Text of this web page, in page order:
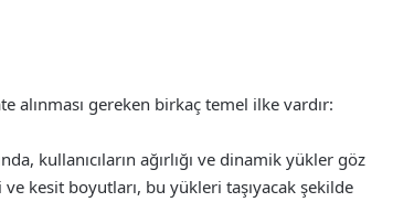
alınması gereken birkaç temel ilke vardır:
kullanıcıların ağırlığı ve dinamik yükler göz
kesit boyutları, bu yükleri taşıyacak şekilde